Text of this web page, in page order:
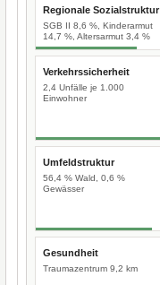
Regionale Sozialstruktur
SGB II 8,6 %, Kinderarmut
14,7 %, Altersarmut 3,4 %
Verkehrssicherheit
2,4 Unfälle je 1.000
Einwohner
Umfeldstruktur
56,4 % Wald, 0,6 %
Gewässer
Gesundheit
Traumazentrum 9,2 km